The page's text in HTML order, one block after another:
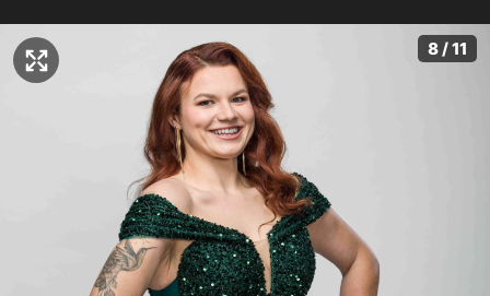
8 / 11